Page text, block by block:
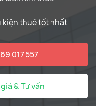
kiện thuê tốt nhất
017 557
& Tư vấn